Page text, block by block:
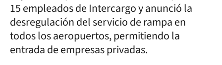
15 empleados de Intercargo y anunció la
desregulación del servicio de rampa en
todos los aeropuertos, permitiendo la
entrada de empresas privadas.